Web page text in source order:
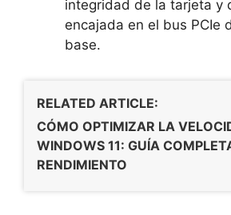
integridad de la tarjeta y
encajada en el bus PCIe
base.
RELATED ARTICLE:
CÓMO OPTIMIZAR LA
WINDOWS 11: GUÍA
RENDIMIENTO